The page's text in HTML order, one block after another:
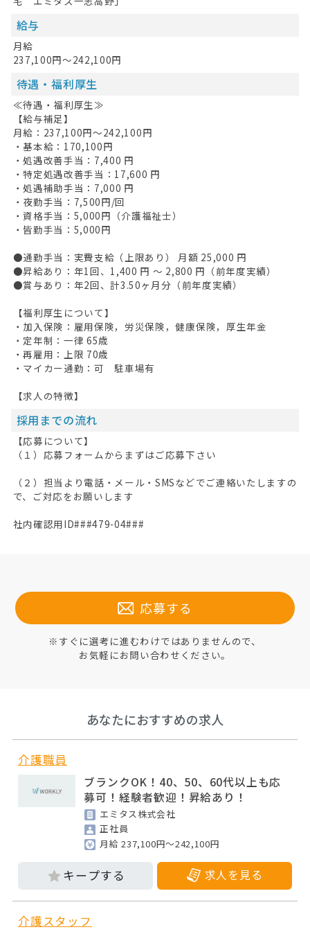
ログイン
最近見た求人
お問い合わせ
掲載希望の方へ
給与
月給
237,100円～242,100円
待遇・福利厚生
≪待遇・福利厚生≫
【給与補足】
月給：237,100円～242,100円
・基本給：170,100円
・処遇改善手当：7,400 円
・特定処遇改善手当：17,600 円
・処遇補助手当：7,000 円
・夜勤手当：7,500円/回
・資格手当：5,000円（介護福祉士）
・皆勤手当：5,000円
●通勤手当：実費支給（上限あり） 月額 25,000 円
●昇給あり：年1回、1,400 円 〜 2,800 円（前年度実績）
●賞与あり：年2回、計3.50ヶ月分（前年度実績）
【福利厚生について】
・加入保険：雇用保険，労災保険，健康保険，厚生年金
・定年制：一律 65歳
・再雇用：上限 70歳
・マイカー通勤：可 駐車場有
【求人の特徴】
採用までの流れ
【応募について】
（１）応募フォームからまずはご応募下さい
（２）担当より電話・メール・SMSなどでご連絡いたしますの
で、ご対応をお願いします
社内確認用ID###479-04###
応募する
※すぐに選考に進むわけではありませんので、
お気軽にお問い合わせください。
あなたにおすすめの求人
介護職員
ブランクOK！40、50、60代以上も応
募可！経験者歓迎！昇給あり！
エミタス株式会社
正社員
月給 237,100円～242,100円
求人を見る
介護スタッフ